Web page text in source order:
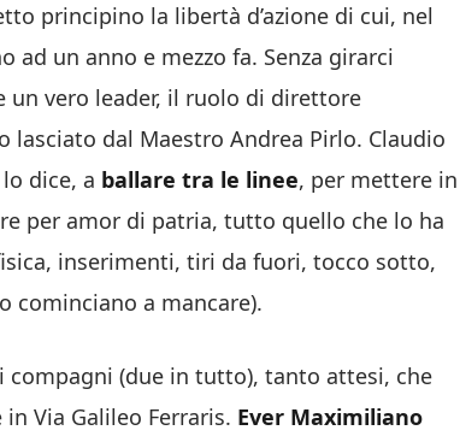
principino la libertà d’azione di cui, nel
un anno e mezzo fa. Senza girarci
vero leader, il ruolo di direttore
lasciato dal Maestro Andrea Pirlo. Claudio
dice, a ballare tra le linee, per mettere in
per amor di patria, tutto quello che lo ha
inserimenti, tiri da fuori, tocco sotto,
cominciano a mancare).
compagni (due in tutto), tanto attesi, che
Via Galileo Ferraris. Ever Maximiliano